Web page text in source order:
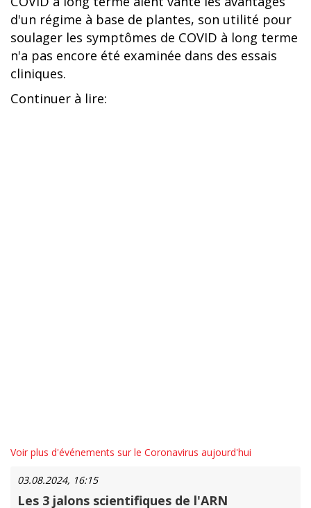
d'un régime à base de plantes, son utilité pour
soulager les symptômes de COVID à long terme
n'a pas encore été examinée dans des essais
cliniques.
Continuer à lire:
Voir plus d'événements sur le Coronavirus aujourd'hui
03.08.2024, 16:15
Les 3 jalons scientifiques de l'ARN